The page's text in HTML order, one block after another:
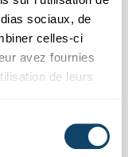
sociaux, de
celles-ci
avez fournies
de leurs